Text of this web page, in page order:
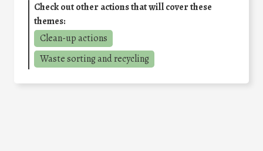
Check out other actions that will cover these
themes:
Clean-up actions
Waste sorting and recycling